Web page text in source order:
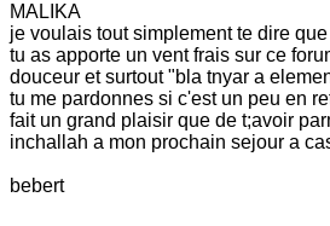
MALIKA
je voulais tout simplement te dire
tu as apporte un vent frais sur ce
douceur et surtout "bla tnyar a
tu me pardonnes si c'est un peu en
fait un grand plaisir que de t;avoir
inchallah a mon prochain sejour a
bebert